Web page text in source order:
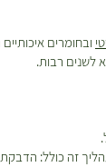
ובחומרים
לשנים רבות.
זה כולל: הדבקת